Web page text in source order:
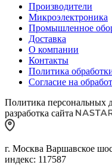
Производители
Микроэлектроника
Промышленное
Доставка
О компании
Контакты
Политика
Согласие на
Политика персональных
разработка сайта
г. Москва Варшавское
индекс: 117587